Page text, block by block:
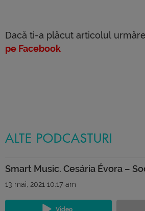
Dacă ti-a plăcut articolul
pe Facebook
ALTE PODCASTURI
Smart Music. Cesária Évora –
13 mai, 2021 10:17 am